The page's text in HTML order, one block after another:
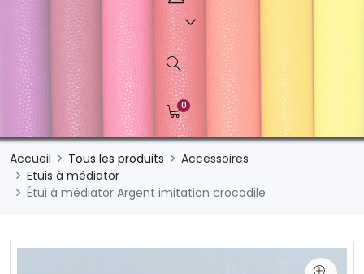
0
Accueil Tous les produits
Accessoires
Etuis à médiator
Étui à médiator Argent imitation crocodile